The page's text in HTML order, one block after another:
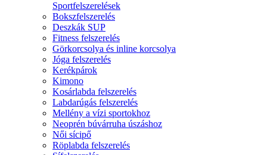
Sportfelszerelések
Bokszfelszerelés
Deszkák SUP
Fitness felszerelés
Görkorcsolya és inline korcsolya
Jóga felszerelés
Kerékpárok
Kimono
Kosárlabda felszerelés
Labdarúgás felszerelés
Mellény a vízi sportokhoz
Neoprén búvárruha úszáshoz
Női sícipő
Röplabda felszerelés